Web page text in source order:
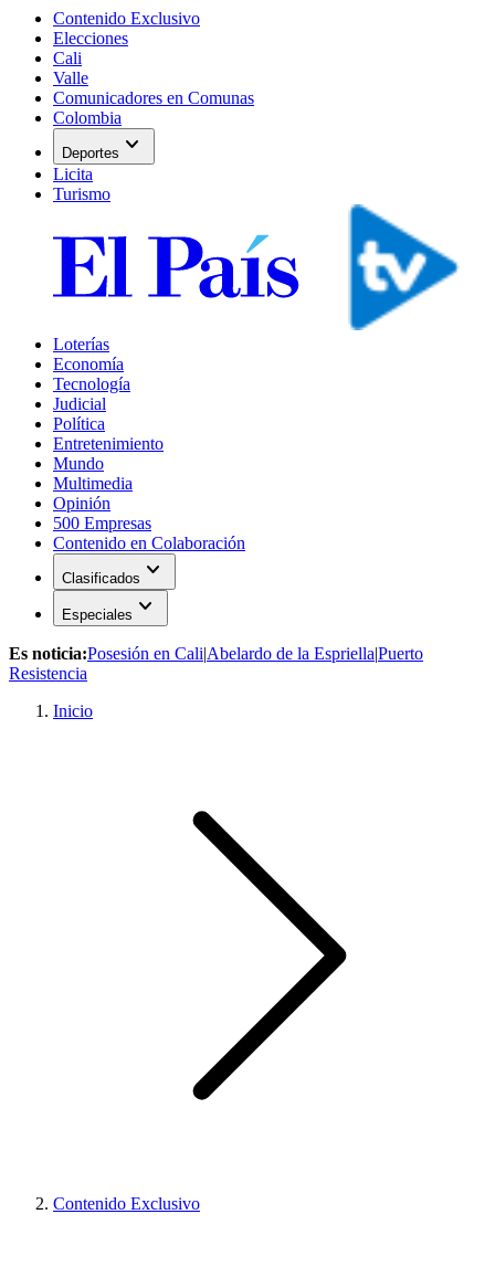
Contenido Exclusivo
Elecciones
Cali
Valle
Comunicadores en Comunas
Colombia
Deportes expand_more
Licita
Turismo
Loterías
Economía
Tecnología
Judicial
Política
Entretenimiento
Mundo
Multimedia
Opinión
500 Empresas
Contenido en Colaboración
Clasificados expand_more
Especiales expand_more
Es noticia:Posesión en Cali|Abelardo de la Espriella|Puerto
Resistencia
Inicio
Contenido Exclusivo